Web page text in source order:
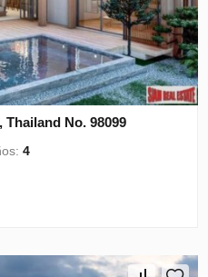
No. 98099
4